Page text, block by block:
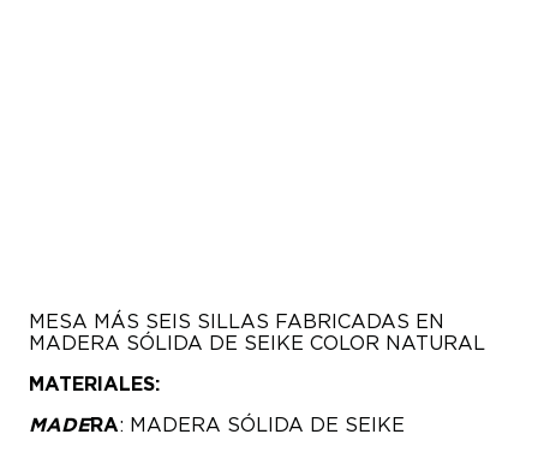
MESA MÁS SEIS SILLAS FABRICADAS EN
MADERA SÓLIDA DE SEIKE COLOR NATURAL
MATERIALES:
MADERA: MADERA SÓLIDA DE SEIKE